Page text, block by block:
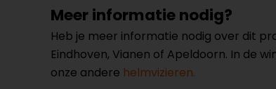
Meer informatie nodig?
Heb je meer informatie nodig over dit
Eindhoven, Vianen of Apeldoorn. In de
onze andere helmvizieren.